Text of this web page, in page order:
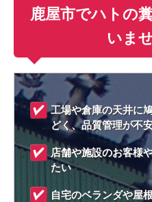
鹿屋市でハトの
いま
工場や倉庫の天井に
どく、品質管理が不
店舗や施設のお客様
たい
自宅のベランダや屋